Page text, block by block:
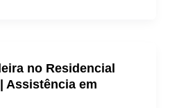
no Residencial
Assistência em